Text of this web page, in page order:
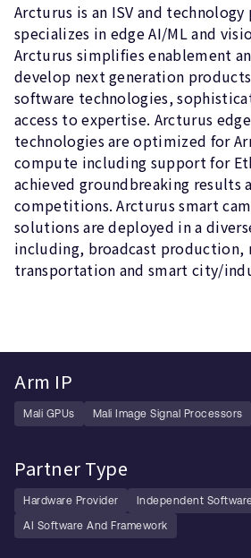
Arcturus is an ISV and
specializes in edge AI/ML and
Arcturus simplifies enablement
develop next generation
software technologies,
access to expertise. Arcturus
technologies are optimized for
compute including support for
achieved groundbreaking results
competitions. Arcturus smart
solutions are deployed in a
including, broadcast production,
transportation and smart city/
Arm IP
Mali GPUs Mali Image Signal Processors
Partner Type
Hardware Provider
Independent
AI Software And Framework